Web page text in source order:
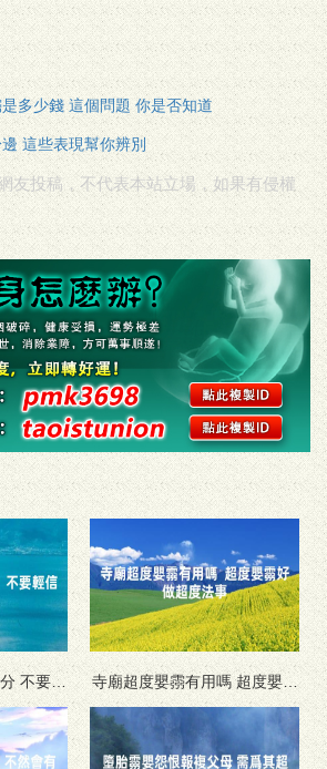
多少錢 這個問題 你是否知道
這些表現幫你辨別
友投稿，不代表本站立場，如果有侵權
輕
寺廟超度嬰霛有用嗎 超度嬰霛
好做超度法事